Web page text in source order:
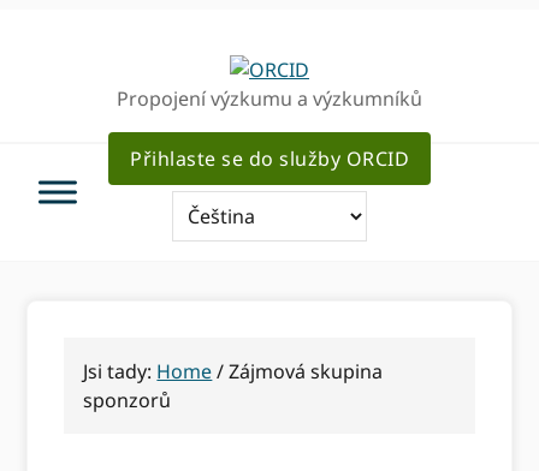
Propojení výzkumu a výzkumníků
Přihlaste se do služby ORCID
Jsi tady: Home/Zájmová skupina
sponzorů